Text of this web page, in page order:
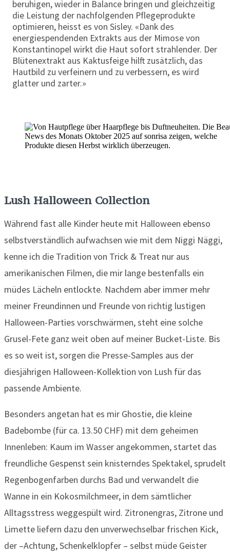
beruhigen, wieder in Balance bringen und gleichzeitig
die Leistung der nachfolgenden Pflegeprodukte
optimieren, heisst es von Sisley. «Dank des
energiespendenden Extrakts aus der Mimose von
Konstantinopel wirkt die Haut sofort strahlender. Der
Blütenextrakt aus Kaktusfeige hilft zusätzlich, das
Hautbild zu verfeinern und zu verbessern, es wird
glatter und zarter.»
Lush Halloween Collection
Während fast alle Kinder heute mit Halloween ebenso
selbstverständlich aufwachsen wie mit dem Niggi Näggi,
kenne ich die Tradition von Trick & Treat nur aus
amerikanischen Filmen, die mir lange bestenfalls ein
müdes Lächeln entlockte. Nachdem aber immer mehr
meiner Freundinnen und Freunde von richtig lustigen
Halloween-Parties vorschwärmen, steht eine solche
Grusel-Fete ganz weit oben auf meiner Bucket-Liste. Bis
es so weit ist, sorgen die Presse-Samples aus der
diesjährigen Halloween-Kollektion von Lush für das
passende Ambiente.
Besonders angetan hat es mir Ghostie, die kleine
Badebombe (für ca. 13.50 CHF) mit dem geheimen
Innenleben: Kaum im Wasser angekommen, startet das
freundliche Gespenst sein knisterndes Spektakel, sprudelt
Regenbogenfarben durchs Bad und verwandelt die
Wanne in ein Kokosmilchmeer, in dem sämtlicher
Alltagsstress weggespült wird. Zitronengras, Zitrone und
Limette liefern dazu den unverwechselbar frischen Kick,
der –Achtung, Schenkelklopfer – selbst müde Geister